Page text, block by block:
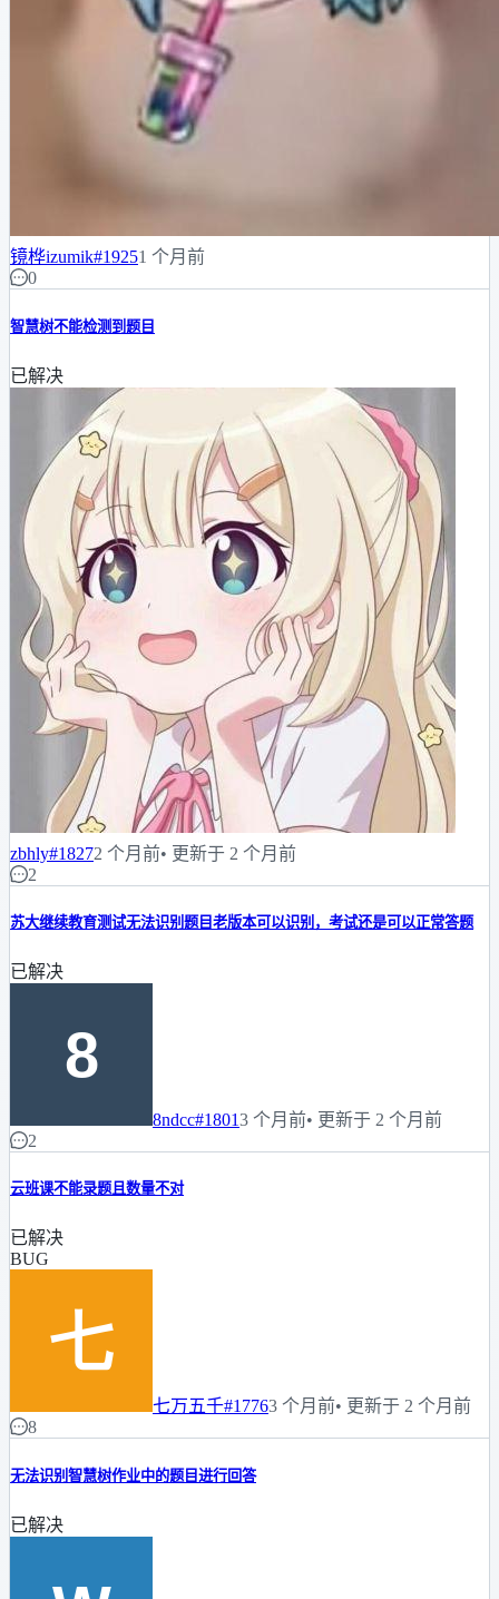
镜桦izumik#19251 个月前
0
智慧树不能检测到题目
已解决
zbhly#18272 个月前• 更新于 2 个月前
2
苏大继续教育测试无法识别题目老版本可以识别，考试还是可以正常答题
已解决
8ndcc#18013 个月前• 更新于 2 个月前
2
云班课不能录题且数量不对
已解决
BUG
七万五千#17763 个月前• 更新于 2 个月前
8
无法识别智慧树作业中的题目进行回答
已解决